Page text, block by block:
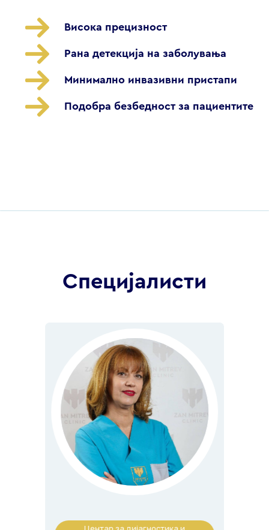
Висока прецизност
Рана детекција на заболувања
Минимално инвазивни пристапи
Подобра безбедност за пациентите
Специјалисти